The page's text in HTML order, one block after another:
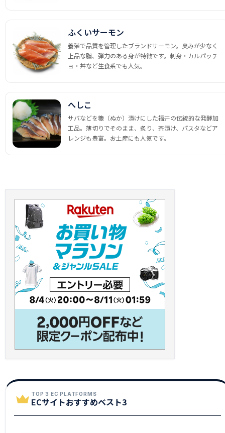
ふくいサーモン
養殖で品質を管理したブランドサーモン。臭みが少なく
上品な脂、弾力のある身が特徴です。刺身・カルパッチ
ョ・丼など生食系でも人気。
へしこ
サバなどを糠（ぬか）漬けにした福井の伝統的な発酵加
工品。薄切りでそのまま、炙り、茶漬け、パスタなどア
レンジも豊富。お土産にも人気です。
TOP 3 EC PLATFORMS
ECサイトおすすめベスト3